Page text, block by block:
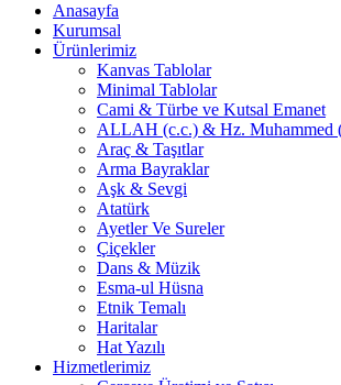
Anasayfa
Kurumsal
Ürünlerimiz
Kanvas Tablolar
Minimal Tablolar
Cami & Türbe ve Kutsal Emanet
ALLAH (c.c.) & Hz. Muhammed
Araç & Taşıtlar
Arma Bayraklar
Aşk & Sevgi
Atatürk
Ayetler Ve Sureler
Çiçekler
Dans & Müzik
Esma-ul Hüsna
Etnik Temalı
Haritalar
Hat Yazılı
Hizmetlerimiz